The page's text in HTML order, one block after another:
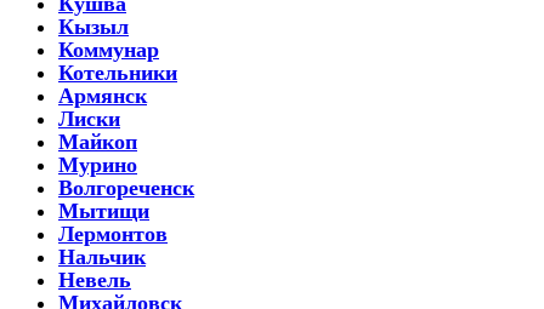
Кызыл
Коммунар
Котельники
Армянск
Лиски
Майкоп
Мурино
Волгореченск
Мытищи
Лермонтов
Нальчик
Невель
Михайловск